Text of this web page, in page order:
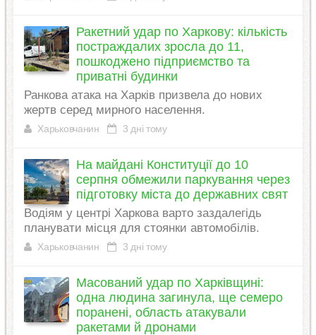
Ракетний удар по Харкову: кількість
постраждалих зросла до 11,
пошкоджено підприємство та
приватні будинки
Ранкова атака на Харків призвела до нових
жертв серед мирного населення.
Харьковчанин 3 дні тому
На майдані Конституції до 10
серпня обмежили паркування через
підготовку міста до державних свят
Водіям у центрі Харкова варто заздалегідь
планувати місця для стоянки автомобілів.
Харьковчанин 3 дні тому
Масований удар по Харківщині:
одна людина загинула, ще семеро
поранені, область атакували
ракетами й дронами